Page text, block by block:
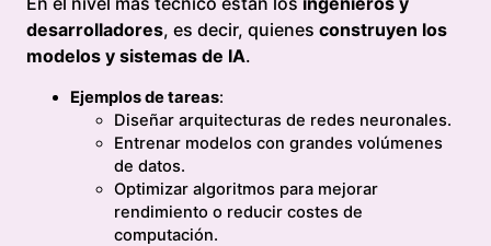
desarrolladores, es decir, quienes construyen los
modelos y sistemas de IA.
Ejemplos de tareas:
Diseñar arquitecturas de redes neuronales.
Entrenar modelos con grandes volúmenes
de datos.
Optimizar algoritmos para mejorar
rendimiento o reducir costes de
computación.